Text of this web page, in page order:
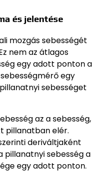
és jelentése
mozgás sebességét
nem az átlagos
egy adott ponton a
egy
sebességet
az a sebesség,
pillanatban elér.
deriváltjaként
pillanatnyi sebesség a
egy adott ponton.